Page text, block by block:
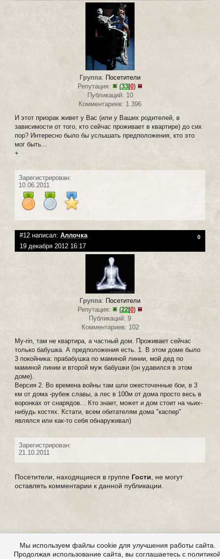
Группа: Посетители
Репутация:
(33 0)
Публикаций: 10
Комментариев: 1 396
И этот призрак живет у Вас (или у Ваших родителей, в
зависимости от того, кто сейчас проживает в квартире) до сих
пор? Интересно было бы услышать предположения, кто это
мог быть...
+
Зарегистрирован:
10.06.2011
#12 написал: Аллочка 0
19 декабря 2012 16:17
Группа: Посетители
Репутация:
(22 0)
Публикаций: 9
Комментариев: 102
My-rin, там не квартира, а частный дом. Проживает сейчас
только бабушка. А предположения есть. 1. В этом доме было
3 покойника: прабабушка по маминой линии, мой дед по
маминой линии и второй муж бабушки (он удавился в этом
доме).
Версия 2. Во времена войны там шли ожесточенные бои, в 3
км от дома -рубеж славы, а лес в 100м от дома просто весь в
воронках от снарядов... Кто знает, может и дом стоит на чьих-
нибудь костях. Кстати, всем обитателям дома "каспер"
являлся или как-то себя обнаруживал)
Зарегистрирован:
21.10.2011
Посетители, находящиеся в группе Гости , не могут
оставлять комментарии к данной публикации.
Мы используем файлы cookie для улучшения работы сайта.
Продолжая использование сайта, вы соглашаетесь с